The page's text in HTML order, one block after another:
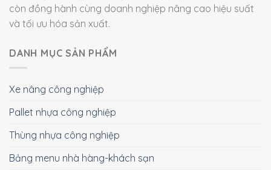
còn đồng hành cùng doanh nghiệp nâng cao hiệu suất
và tối ưu hóa sản xuất.
DANH MỤC SẢN PHẨM
Xe nâng công nghiệp
Pallet nhựa công nghiệp
Thùng nhựa công nghiệp
Bảng menu nhà hàng-khách sạn